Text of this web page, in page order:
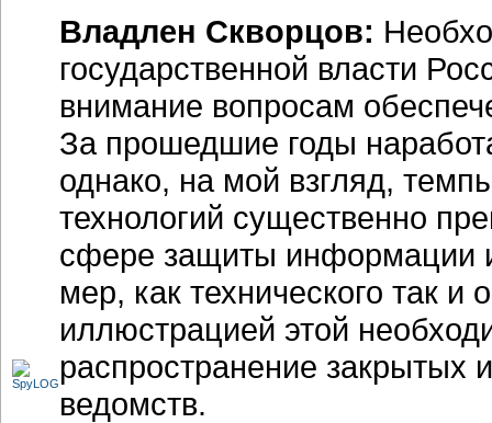
Владлен Скворцов:
государственной власти
внимание вопросам
За прошедшие годы
однако, на мой взгляд,
технологий существенно
сфере защиты информации
мер, как технического так и
иллюстрацией этой
распространение закрытых
ведомств.